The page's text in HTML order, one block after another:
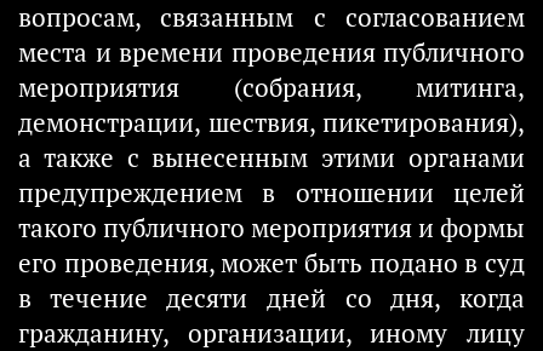
вопросам, связанным с согласованием
места и времени проведения публичного
мероприятия (собрания, митинга,
демонстрации, шествия, пикетирования),
а также с вынесенным этими органами
предупреждением в отношении целей
такого публичного мероприятия и формы
его проведения, может быть подано в суд
в течение десяти дней со дня, когда
гражданину, организации, иному лицу